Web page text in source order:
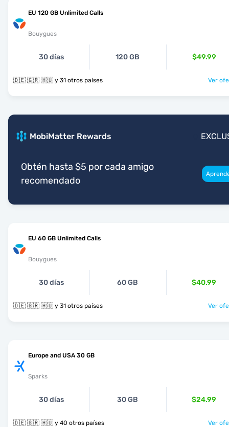
EU 120 GB Unlimited Calls
Bouygues
30 días 120 GB $49.99
🇩🇪 🇬🇷 🇭🇺 y 31 otros países Ver
MobiMatter Rewards
Obtén hasta $5 por cada amigo
recomendado
EU 60 GB Unlimited Calls
Bouygues
30 días 60 GB $40.99
🇩🇪 🇬🇷 🇭🇺 y 31 otros países Ver
Europe and USA 30 GB
Sparks
30 días 30 GB $24.99
🇩🇪 🇬🇷 🇭🇺 y 40 otros países Ver